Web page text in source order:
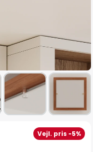
Vejl. pris -5%